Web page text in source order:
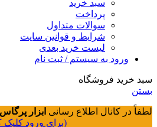
سبد خرید
پرداخت
سوالات متداول
شرایط و قوانین سایت
لیست خرید بعدی
ورود به سیستم / ثبت نام
سبد خرید فروشگاه
بستن
لطفاً در کانال اطلاع رسانی ابزار پرگاس
(برای ورود کلیک